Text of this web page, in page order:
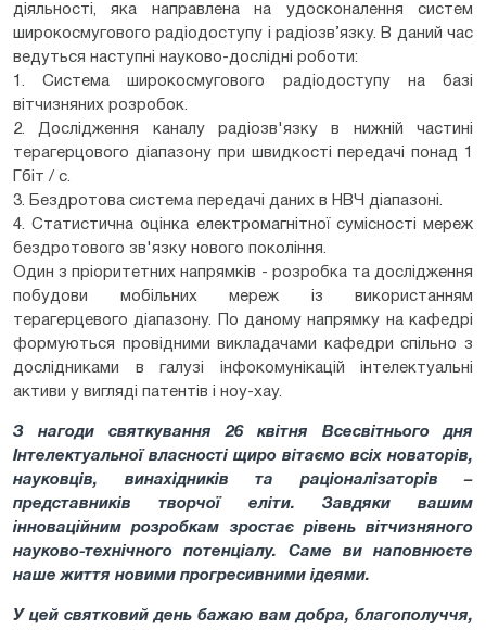
діяльності, яка направлена на удосконалення систем
широкосмугового радіодоступу і радіозв’язку. В даний час
ведуться наступні науково-дослідні роботи:
1. Система широкосмугового радіодоступу на базі
вітчизняних розробок.
2. Дослідження каналу радіозв'язку в нижній частині
терагерцового діапазону при швидкості передачі понад 1
Гбіт / с.
3. Бездротова система передачі даних в НВЧ діапазоні.
4. Статистична оцінка електромагнітної сумісності мереж
бездротового зв'язку нового покоління.
Один з пріоритетних напрямків - розробка та дослідження
побудови мобільних мереж із використанням
терагерцевого діапазону. По даному напрямку на кафедрі
формуються провідними викладачами кафедри спільно з
дослідниками в галузі інфокомунікацій інтелектуальні
активи у вигляді патентів і ноу-хау.
З нагоди святкування 26 квітня Всесвітнього дня
Інтелектуальної власності щиро вітаємо всіх новаторів,
науковців, винахідників та раціоналізаторів –
представників творчої еліти. Завдяки вашим
інноваційним розробкам зростає рівень вітчизняного
науково-технічного потенціалу. Саме ви наповнюєте
наше життя новими прогресивними ідеями.
У цей святковий день бажаю вам добра, благополуччя,